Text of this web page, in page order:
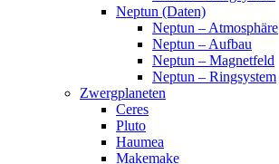
Neptun (Daten)
Neptun – Atmosphäre
Neptun – Aufbau
Neptun – Magnetfeld
Neptun – Ringsystem
Zwergplaneten
Ceres
Pluto
Haumea
Makemake